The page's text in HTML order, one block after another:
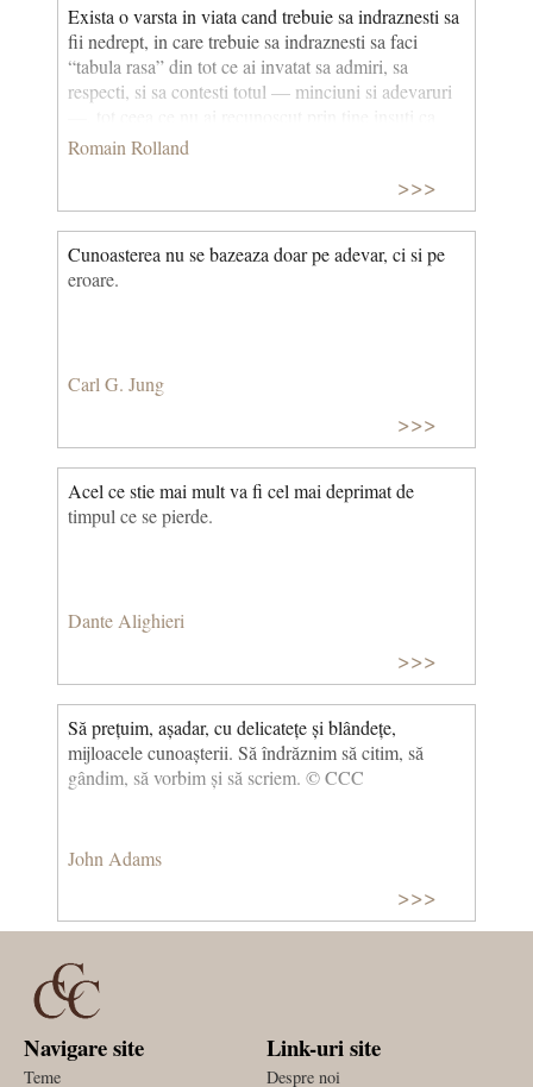
Exista o varsta in viata cand trebuie sa indraznesti sa
fii nedrept, in care trebuie sa indraznesti sa faci
“tabula rasa” din tot ce ai invatat sa admiri, sa
respecti, si sa contesti totul — minciuni si adevaruri
este adevarat. Prin intreaga lui educatie si prin tot
amestecate cu adevarurile esentiale ale vietii, incat
cea dintai datorie a adolescentului, care vrea sa fie un
om sanatos, este sa le dea pe toate afara.
Romain Rolland
>>>
Cunoasterea nu se bazeaza doar pe adevar, ci si pe
eroare.
Carl G. Jung
>>>
Acel ce stie mai mult va fi cel mai deprimat de
timpul ce se pierde.
Dante Alighieri
>>>
Să prețuim, așadar, cu delicatețe și blândețe,
mijloacele cunoașterii. Să îndrăznim să citim, să
gândim, să vorbim și să scriem. © CCC
John Adams
>>>
Navigare site
Teme
Link-uri site
Despre noi